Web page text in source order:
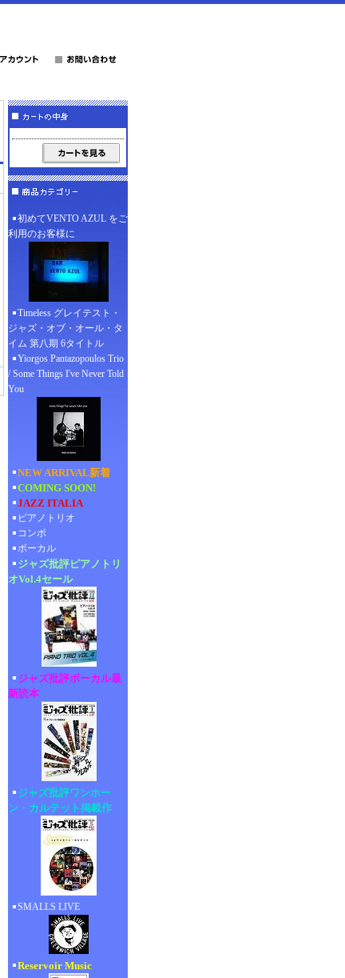
初めてVENTO AZUL をご
利用のお客様に
Timeless グレイテスト・
ジャズ・オブ・オール・タ
イム 第八期 6タイトル
Yiorgos Pantazopoulos Trio
/ Some Things I've Never Told
You
NEW ARRIVAL新着
COMING SOON!
JAZZ ITALIA
ピアノトリオ
コンボ
ボーカル
ジャズ批評ピアノトリ
オVol.4セール
ジャズ批評ボーカル最
新読本
ジャズ批評ワンホー
ン・カルテット掲載作
SMALLS LIVE
Reservoir Music